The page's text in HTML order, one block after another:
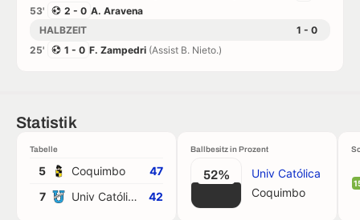
53'
2 - 0 A. Aravena
HALBZEIT
1 - 0
25'
1 - 0 F. Zampedri (Assist B. Nieto.)
Statistik
Tabelle
5 Coquimbo
47
7
Univ Católica 42
Ballbesitz in Prozent
52%
Univ Católica
Coquimbo